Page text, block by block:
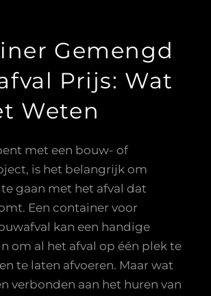
Gemengd
Prijs: Wat
Weten
met een bouw- of
is het belangrijk om
gaan met het afval dat
Een container voor
kan een handige
om al het afval op één plek te
te laten afvoeren. Maar wat
verbonden aan het huren van